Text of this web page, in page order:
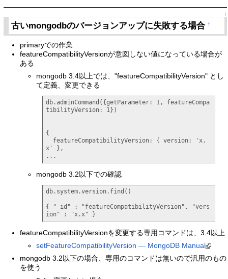
↑
古いmongodbのバージョンアップに失敗する場合†
primaryでの作業
featureCompatibilityVersionが意図しない値になっている場合が
ある
mongodb 3.4以上では、"featureCompatibilityVersion" とし
て定義、変更できる
db.adminCommand({getParameter: 1, featureCompa
tibilityVersion: 1})
{
x' },
...
mongodb 3.2以下での確認
db.system.version.find()
{ "_id" : "featureCompatibilityVersion", "vers
ion" : "x.x" }
featureCompatibilityVersionを変更する専用コマンドは、3.4以上
setFeatureCompatibilityVersion — MongoDB Manual
mongodb 3.2以下の場合、専用のコマンドは無いので汎用のもの
を使う